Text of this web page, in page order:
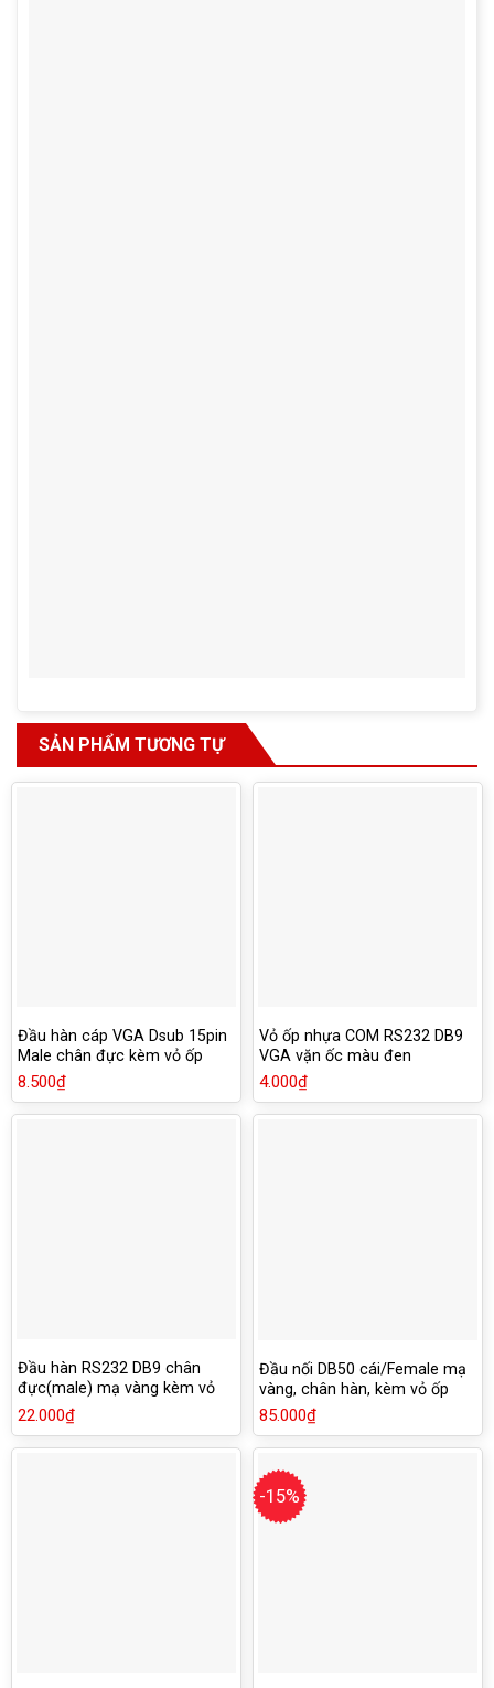
SẢN PHẨM TƯƠNG TỰ
Đầu hàn cáp VGA Dsub 15pin
Male chân đực kèm vỏ ốp
8.500₫
Vỏ ốp nhựa COM RS232 DB9
VGA vặn ốc màu đen
4.000₫
Đầu hàn RS232 DB9 chân
đực(male) mạ vàng kèm vỏ
ốp nhựa
22.000₫
Đầu nối DB50 cái/Female mạ
vàng, chân hàn, kèm vỏ ốp
nhựa cao cấp
85.000₫
-15%